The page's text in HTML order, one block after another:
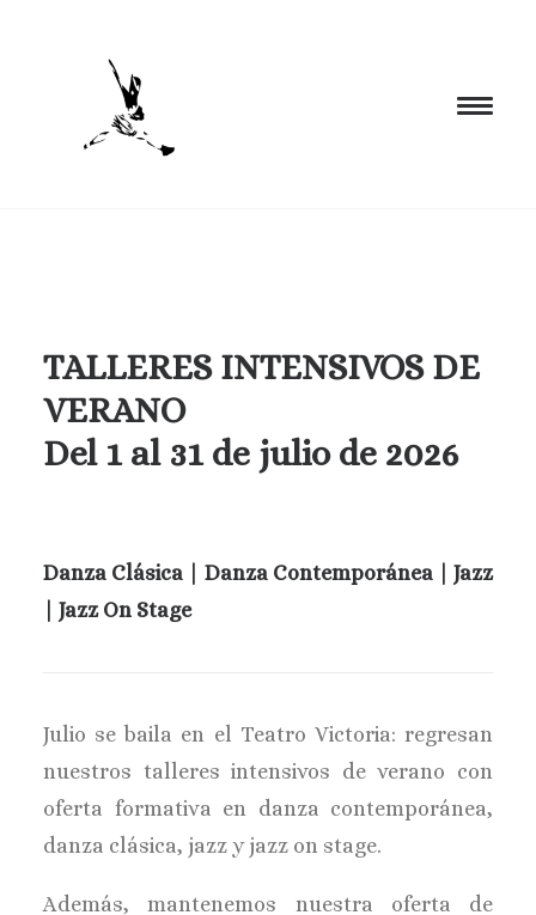
CIA. NÓMADA
PROYECTOS
BLOG
BUSCAR
TALLERES INTENSIVOS DE
VERANO
Del 1 al 31 de julio de 2026
Danza Clásica | Danza Contemporánea | Jazz
| Jazz On Stage
Julio se baila en el Teatro Victoria: regresan
nuestros talleres intensivos de verano con
oferta formativa en danza contemporánea,
danza clásica, jazz y jazz on stage.
Además, mantenemos nuestra oferta de